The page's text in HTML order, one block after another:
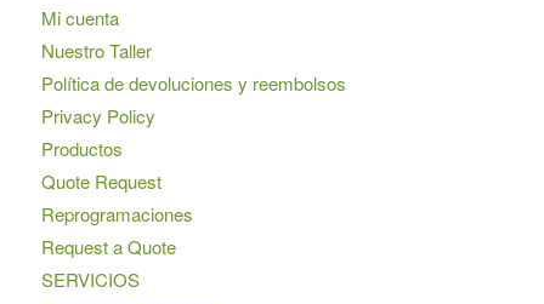
Mi cuenta
Nuestro Taller
Política de devoluciones y reembolsos
Privacy Policy
Productos
Quote Request
Reprogramaciones
Request a Quote
SERVICIOS